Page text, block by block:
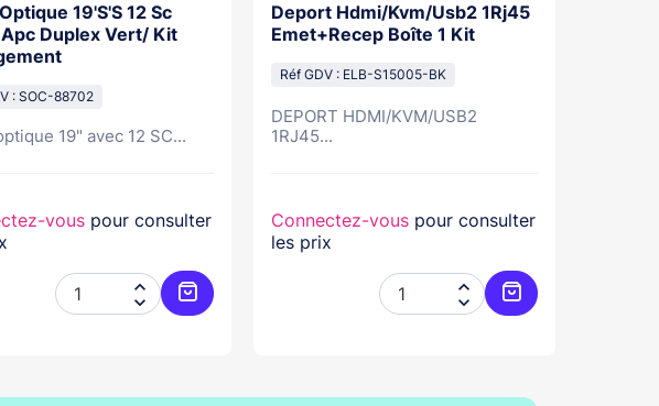
19'S'S 12 Sc
Duplex Vert/ Kit
: SOC-88702
19" avec 12 SC...
vous pour consulter


Ajouter au panier
Deport Hdmi/Kvm/Usb2 1Rj45
Emet+Recep Boîte 1 Kit
Réf GDV : ELB-S15005-BK
DEPORT HDMI/KVM/USB2
1RJ45...
Connectez-vous pour consulter
les prix


Ajouter au panier